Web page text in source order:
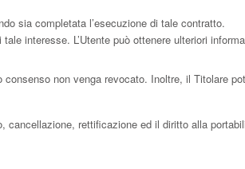
sia completata l’esecuzione di tale contratto.
interesse. L’Utente può ottenere ulteriori
non venga revocato. Inoltre, il Titolare
rettificazione ed il diritto alla